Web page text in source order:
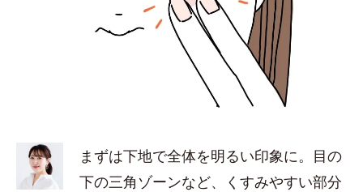
まずは下地で全体を明るい印象に。目の
下の三角ゾーンなど、くすみやすい部分